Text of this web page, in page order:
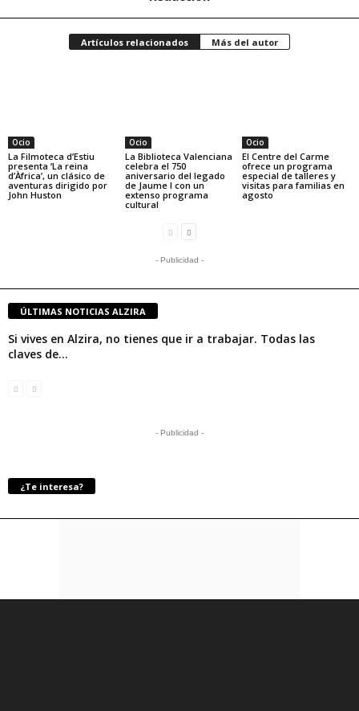
Artículos relacionados Más del autor
Ocio
La Filmoteca d’Estiu
presenta ‘La reina
d’Àfrica’, un clásico de
aventuras dirigido por
John Huston
Ocio
La Biblioteca Valenciana
celebra el 750
aniversario del legado
de Jaume I con un
extenso programa
cultural
Ocio
El Centre del Carme
ofrece un programa
especial de talleres y
visitas para familias en
agosto
- Publicidad -
ÚLTIMAS NOTICIAS ALZIRA
Si vives en Alzira, no tienes que ir a trabajar. Todas las
claves de...
- Publicidad -
¿Te interesa?